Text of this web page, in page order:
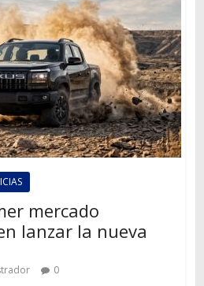
mercado
lanzar la nueva
0